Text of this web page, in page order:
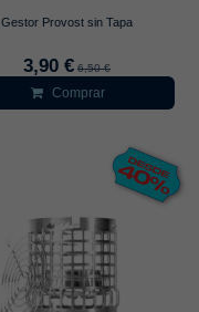
Gestor Provost sin Tapa
3,90 € 6,50 €
Comprar